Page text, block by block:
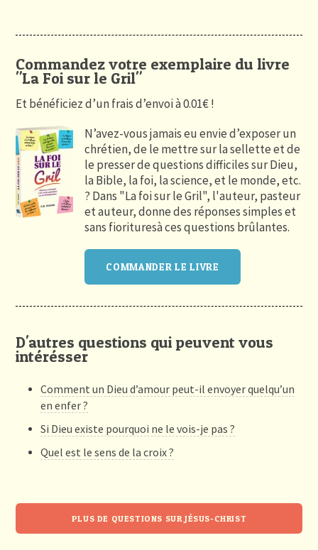
Commandez votre exemplaire du livre
"La Foi sur le Gril"
Et bénéficiez d’un frais d’envoi à 0.01€ !
N’avez-vous jamais eu envie d’exposer un
chrétien, de le mettre sur la sellette et de
le presser de questions difficiles sur Dieu,
la Bible, la foi, la science, et le monde, etc.
? Dans "La foi sur le Gril", l'auteur, pasteur
et auteur, donne des réponses simples et
sans fiorituresà ces questions brûlantes.
COMMANDER LE LIVRE
D'autres questions qui peuvent vous
intérésser
Comment un Dieu d’amour peut-il envoyer quelqu’un
en enfer ?
Si Dieu existe pourquoi ne le vois-je pas ?
Quel est le sens de la croix ?
PLUS DE QUESTIONS SUR JÉSUS-CHRIST